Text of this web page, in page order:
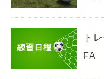
ト
FA